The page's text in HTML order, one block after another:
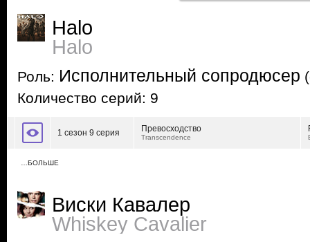
Halo
Halo
Роль: Исполнительный сопродюсер
Количество серий: 9
1 сезон 9 серия Превосходство
Transcendence
…БОЛЬШЕ
Виски Кавалер
Whiskey Cavalier